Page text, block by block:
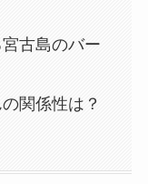
古島のバー
関係性は？